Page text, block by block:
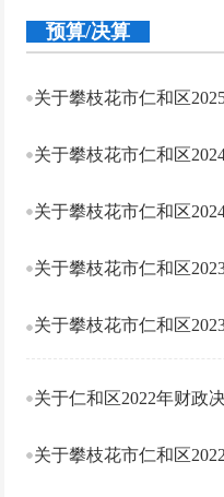
预算/决算
关于攀枝花市仁和区
关于攀枝花市仁和区
关于攀枝花市仁和区
关于攀枝花市仁和区
关于攀枝花市仁和区
关于仁和区2022年财政
关于攀枝花市仁和区